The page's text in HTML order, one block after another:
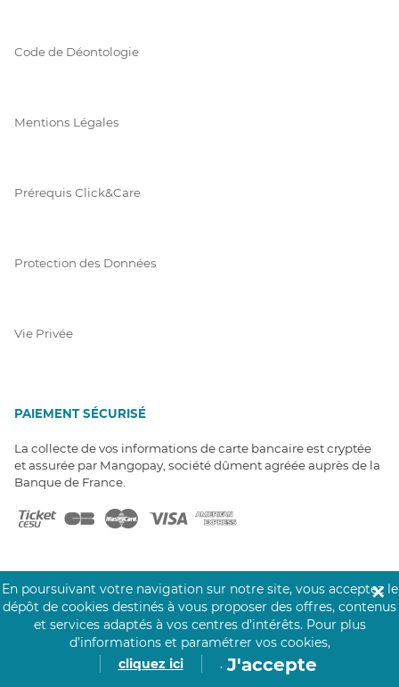
Code de Déontologie
Mentions Légales
Prérequis Click&Care
Protection des Données
Vie Privée
PAIEMENT SÉCURISÉ
La collecte de vos informations de carte bancaire est cryptée
et assurée par Mangopay, société dûment agréée auprès de la
Banque de France.
NOS PARTENAIRES
Click&Care est soutenu par les Groupes
Caisse des Dépôts et MAIF.
En poursuivant votre navigation sur notre site, vous acceptez le
dépôt de cookies destinés à vous proposer des offres, contenus
et services adaptés à vos centres d’intérêts. Pour plus
d’informations et paramétrer vos cookies,
cliquez ici
. J'accepte
✕